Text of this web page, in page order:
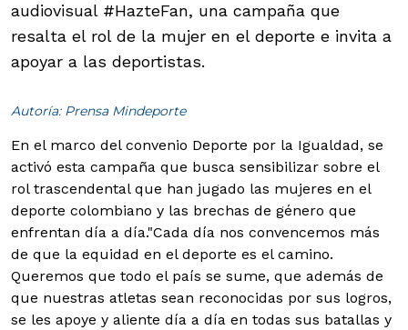
audiovisual #HazteFan, una campaña que
resalta el rol de la mujer en el deporte e invita a
apoyar a las deportistas.
Autoría: Prensa Mindeporte
En el marco del convenio Deporte por la Igualdad, se
activó esta campaña que busca sensibilizar sobre el
rol trascendental que han jugado las mujeres en el
deporte colombiano y las brechas de género que
enfrentan día a día."Cada día nos convencemos más
de que la equidad en el deporte es el camino.
Queremos que todo el país se sume, que además de
que nuestras atletas sean reconocidas por sus logros,
se les apoye y aliente día a día en todas sus batallas y